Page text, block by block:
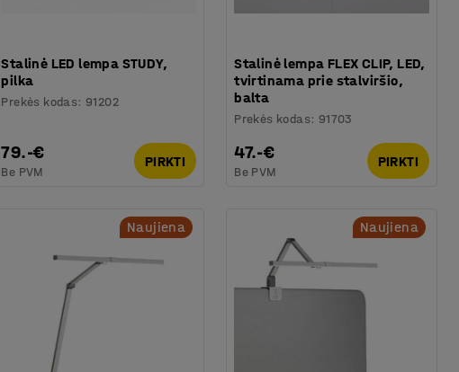
Stalinė LED lempa STUDY,
pilka
Prekės kodas: 91202
79.-€
Be PVM
PIRKTI
Stalinė lempa FLEX CLIP, LED,
tvirtinama prie stalviršio,
balta
Prekės kodas: 91703
47.-€
Be PVM
PIRKTI
Naujiena Naujiena